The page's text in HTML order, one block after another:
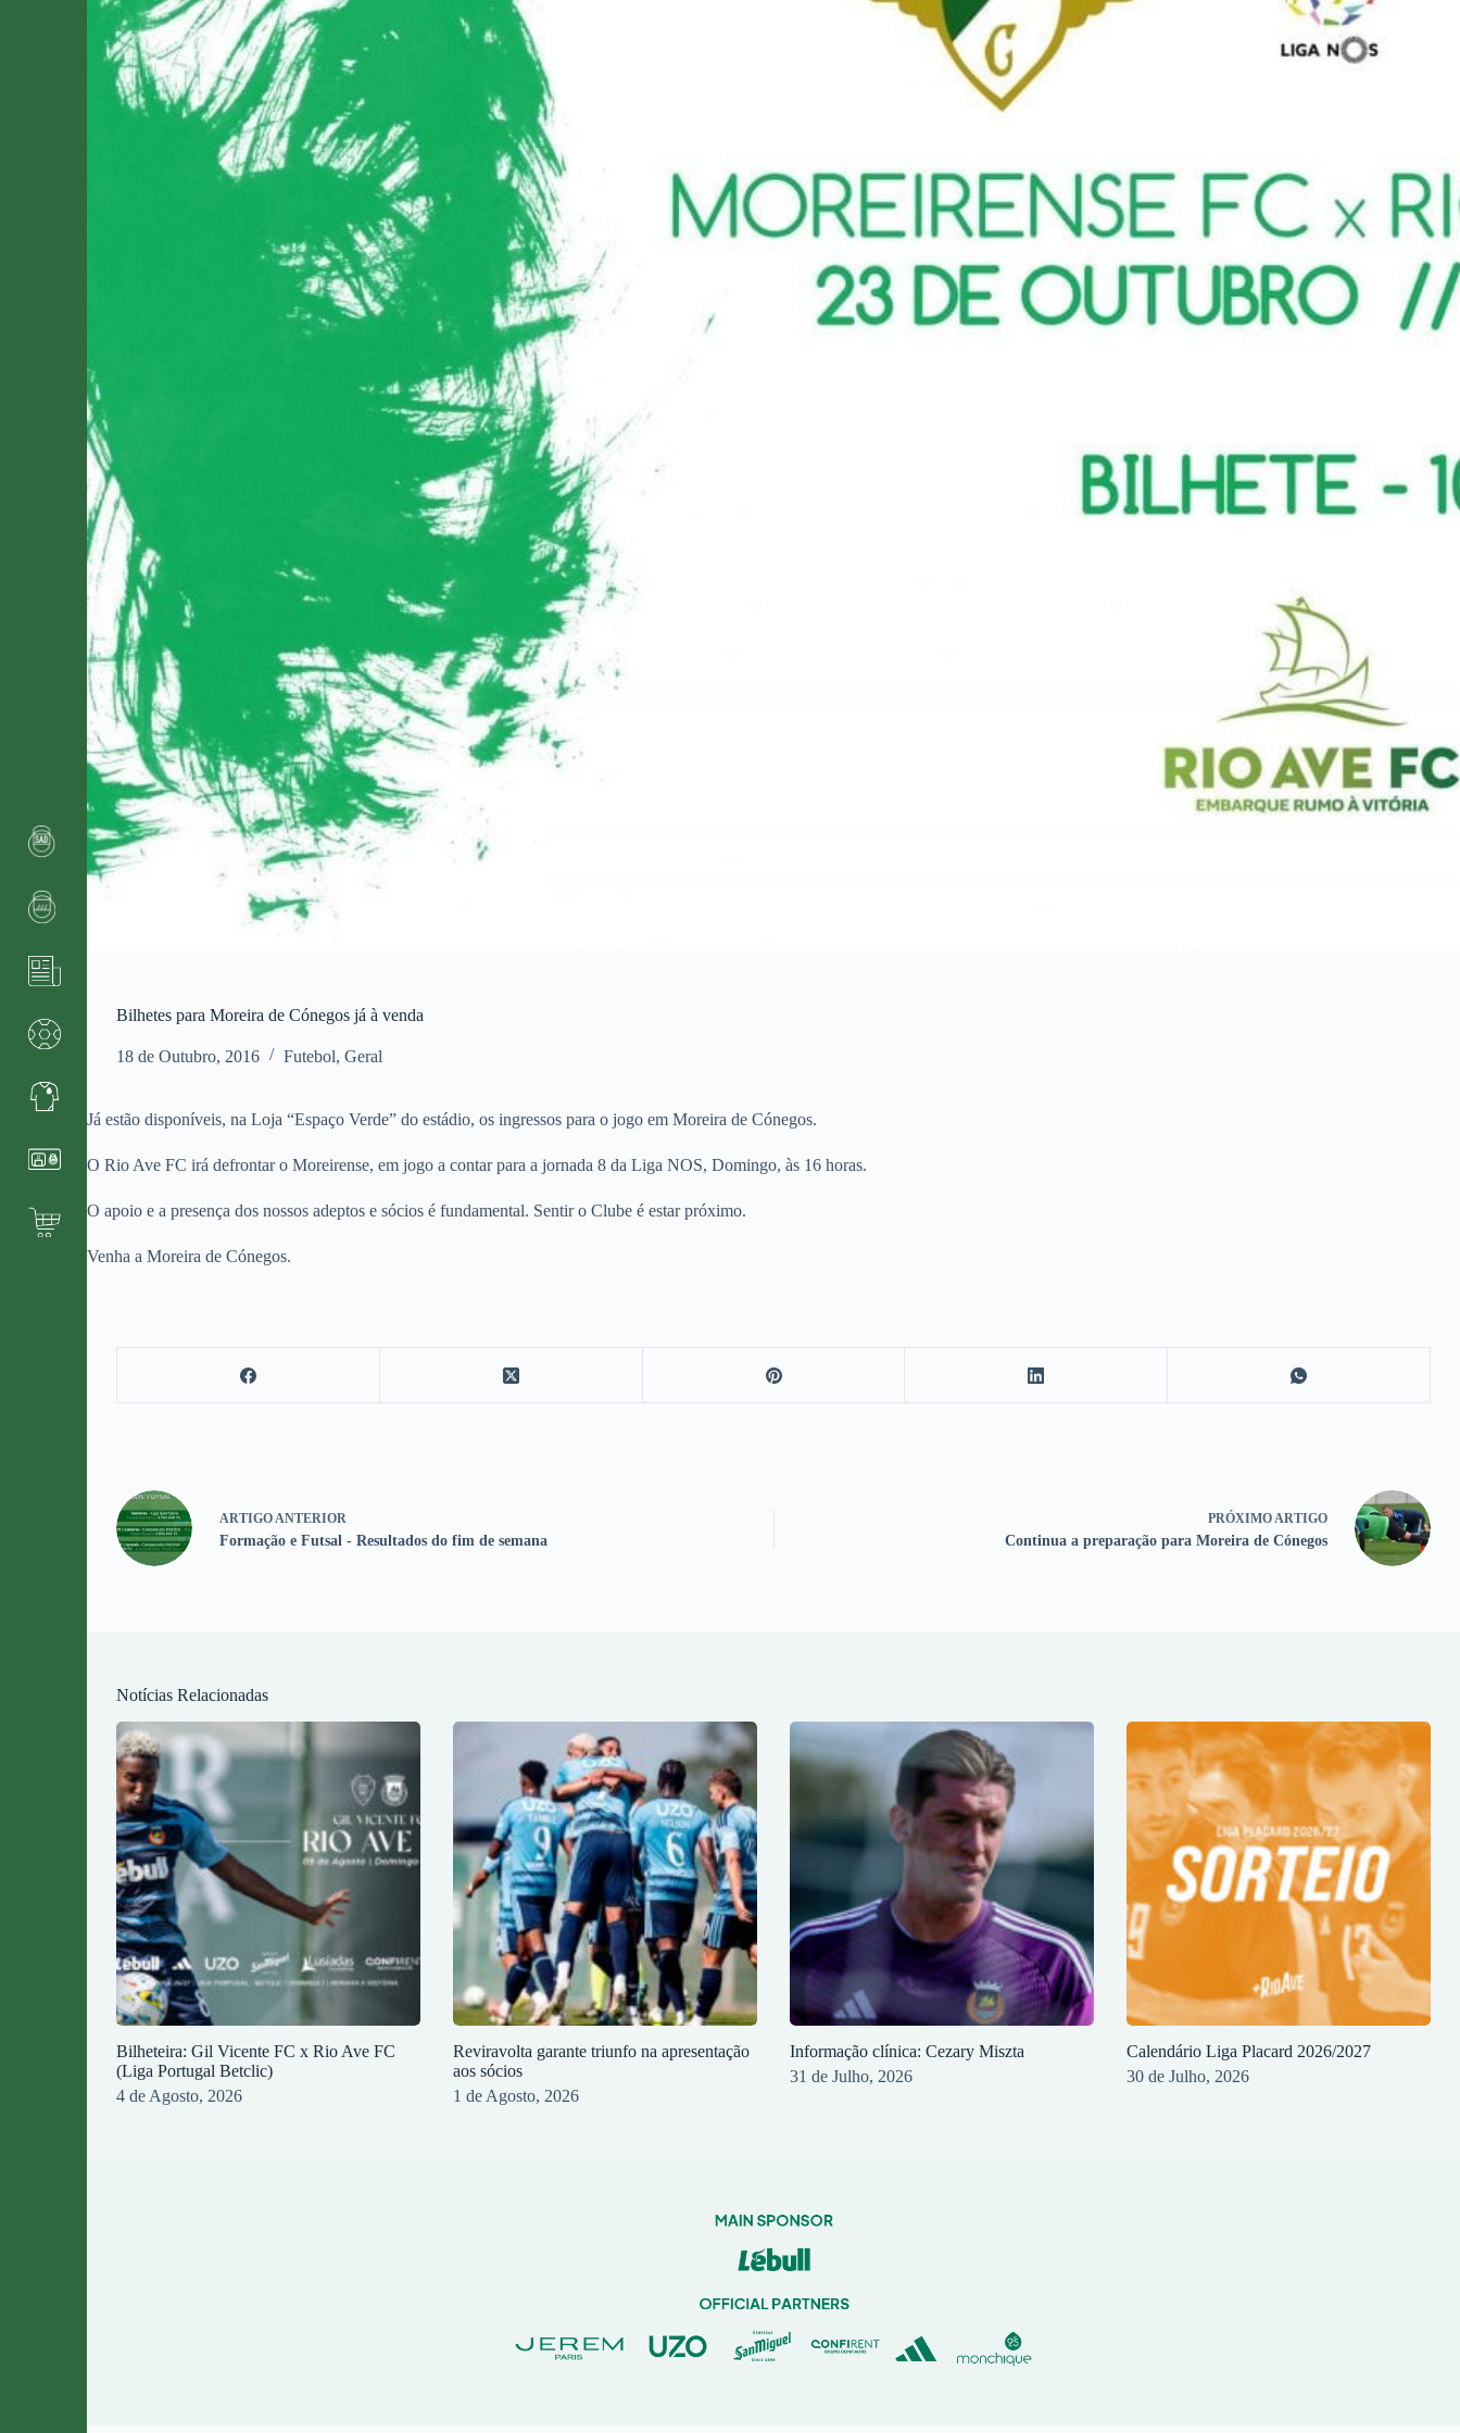
Bilhetes para Moreira de Cónegos já à venda
18 de Outubro, 2016 Futebol,Geral
Já estão disponíveis, na Loja “Espaço Verde” do estádio, os ingressos para o jogo em Moreira de Cónegos.
O Rio Ave FC irá defrontar o Moreirense, em jogo a contar para a jornada 8 da Liga NOS, Domingo, às 16 horas.
O apoio e a presença dos nossos adeptos e sócios é fundamental. Sentir o Clube é estar próximo.
Venha a Moreira de Cónegos.
ARTIGO ANTERIOR
Formação e Futsal - Resultados do fim de semana
PRÓXIMO ARTIGO
Continua a preparação para Moreira de Cónegos
Notícias Relacionadas
Bilheteira: Gil Vicente FC x Rio Ave FC
(Liga Portugal Betclic)
4 de Agosto, 2026
Reviravolta garante triunfo na apresentação
aos sócios
1 de Agosto, 2026
Informação clínica: Cezary Miszta
31 de Julho, 2026
Calendário Liga Placard 2026/2027
30 de Julho, 2026